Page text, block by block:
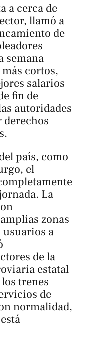
a cerca de
llamó a
de
semana
cortos,
salarios
fin de
autoridades
derechos
país, como
el
La
zonas
usuarios a
de la
estatal
trenes
de
normalidad,